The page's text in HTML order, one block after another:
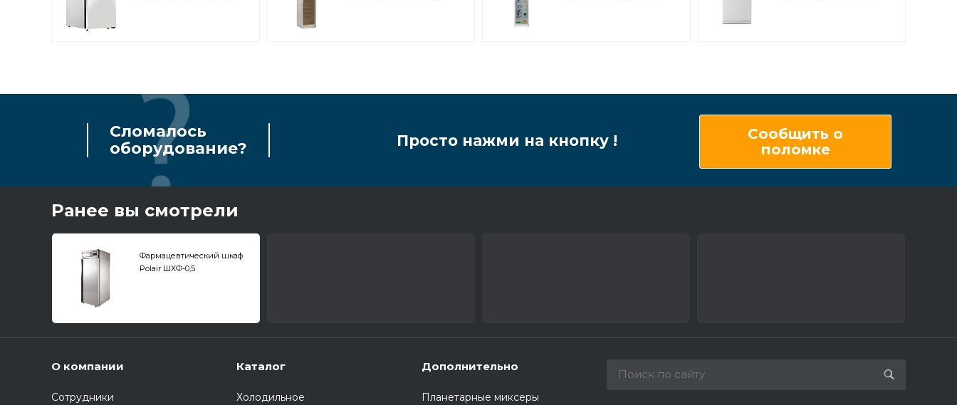
Сломалось
оборудование?
Просто нажми на кнопку !
Сообщить о
поломке
Ранее вы смотрели
Фармацевтический шкаф
Polair ШХФ-0,5
О компании
Сотрудники
Каталог
Холодильное
Дополнительно
Планетарные миксеры